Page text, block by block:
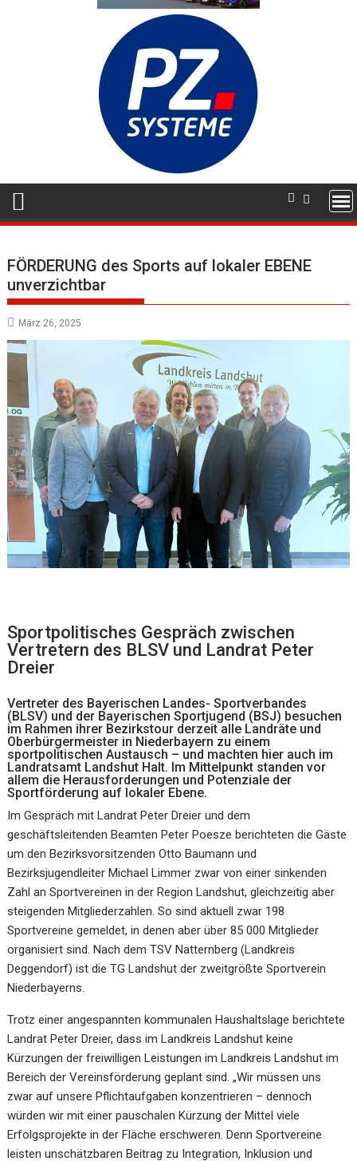
FÖRDERUNG des Sports auf lokaler EBENE
unverzichtbar
März 26, 2025
Sportpolitisches Gespräch zwischen
Vertretern des BLSV und Landrat Peter
Dreier
Vertreter des Bayerischen Landes- Sportverbandes
(BLSV) und der Bayerischen Sportjugend (BSJ) besuchen
im Rahmen ihrer Bezirkstour derzeit alle Landräte und
Oberbürgermeister in Niederbayern zu einem
sportpolitischen Austausch – und machten hier auch im
Landratsamt Landshut Halt. Im Mittelpunkt standen vor
allem die Herausforderungen und Potenziale der
Sportförderung auf lokaler Ebene.
Im Gespräch mit Landrat Peter Dreier und dem
geschäftsleitenden Beamten Peter Poesze berichteten die Gäste
um den Bezirksvorsitzenden Otto Baumann und
Bezirksjugendleiter Michael Limmer zwar von einer sinkenden
Zahl an Sportvereinen in der Region Landshut, gleichzeitig aber
steigenden Mitgliederzahlen. So sind aktuell zwar 198
Sportvereine gemeldet, in denen aber über 85 000 Mitglieder
organisiert sind. Nach dem TSV Natternberg (Landkreis
Deggendorf) ist die TG Landshut der zweitgrößte Sportverein
Niederbayerns.
Trotz einer angespannten kommunalen Haushaltslage berichtete
Landrat Peter Dreier, dass im Landkreis Landshut keine
Kürzungen der freiwilligen Leistungen im Landkreis Landshut im
Bereich der Vereinsförderung geplant sind. „Wir müssen uns
zwar auf unsere Pflichtaufgaben konzentrieren – dennoch
würden wir mit einer pauschalen Kürzung der Mittel viele
Erfolgsprojekte in der Fläche erschweren. Denn Sportvereine
leisten unschätzbaren Beitrag zu Integration, Inklusion und